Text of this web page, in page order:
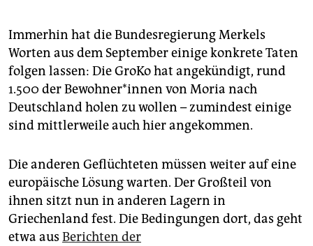
Immerhin hat die Bundesregierung Merkels
Worten aus dem September einige konkrete Taten
folgen lassen: Die GroKo hat angekündigt, rund
1.500 der Bewohner*innen von Moria nach
Deutschland holen zu wollen – zumindest einige
sind mittlerweile auch hier angekommen.
Die anderen Geflüchteten müssen weiter auf eine
europäische Lösung warten. Der Großteil von
ihnen sitzt nun in anderen Lagern in
Griechenland fest. Die Bedingungen dort, das geht
etwa aus Berichten der